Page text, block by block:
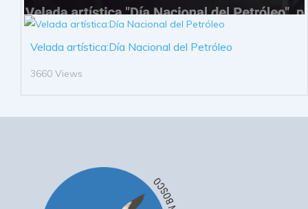
Velada artística:Día Nacional del Petróleo
3660 Views